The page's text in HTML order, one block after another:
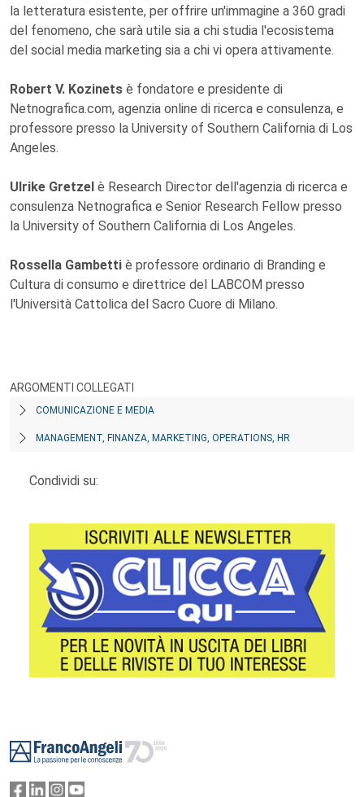
la letteratura esistente, per offrire un'immagine a 360 gradi
del fenomeno, che sarà utile sia a chi studia l'ecosistema
del social media marketing sia a chi vi opera attivamente.
Robert V. Kozinets è fondatore e presidente di
Netnografica.com, agenzia online di ricerca e consulenza, e
professore presso la University of Southern California di Los
Angeles.
Ulrike Gretzel è Research Director dell'agenzia di ricerca e
consulenza Netnografica e Senior Research Fellow presso
la University of Southern California di Los Angeles.
Rossella Gambetti è professore ordinario di Branding e
Cultura di consumo e direttrice del LABCOM presso
l'Università Cattolica del Sacro Cuore di Milano.
ARGOMENTI COLLEGATI
COMUNICAZIONE E MEDIA
MANAGEMENT, FINANZA, MARKETING, OPERATIONS, HR
Condividi su: